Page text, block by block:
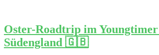
Oster-Roadtrip im
Südengland 🇬🇧